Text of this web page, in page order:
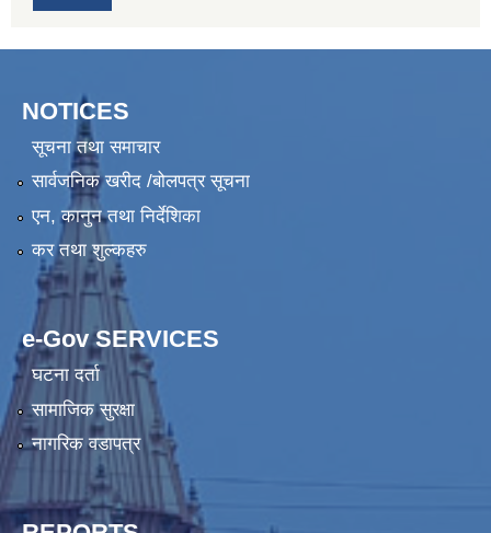
NOTICES
सूचना तथा समाचार
सार्वजनिक खरीद /बोलपत्र सूचना
एन, कानुन तथा निर्देशिका
कर तथा शुल्कहरु
e-Gov SERVICES
घटना दर्ता
सामाजिक सुरक्षा
नागरिक वडापत्र